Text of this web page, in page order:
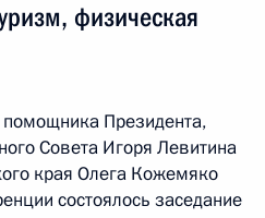
физическая
Президента,
Совета Игоря Левитина
края Олега Кожемяко
состоялось заседание